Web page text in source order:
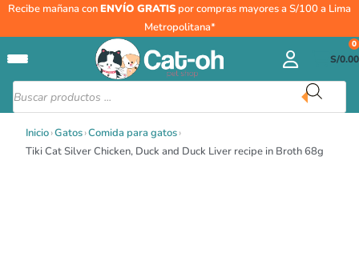
Recibe mañana conENVÍO GRATIS por compras mayores a S/100 a Lima
Metropolitana*
Búsqueda
de
productos
S/0.00
0
Inicio›Gatos›Comida para gatos›
Tiki Cat Silver Chicken, Duck and Duck Liver recipe in Broth 68g
Tiki
Chicken,
Duck
and
Liver
recipe